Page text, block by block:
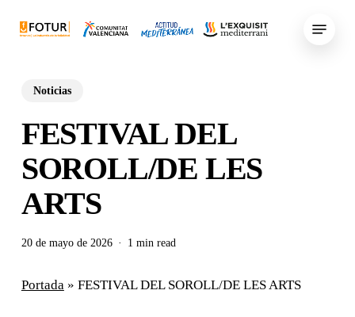
Noticias
FESTIVAL DEL
SOROLL/DE LES
ARTS
20 de mayo de 2026 1 min read
Portada » FESTIVAL DEL SOROLL/DE LES ARTS